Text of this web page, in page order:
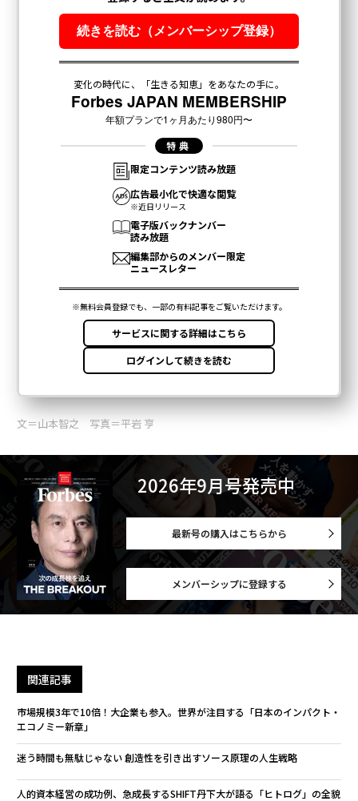
文＝山本智之 写真＝平岩 亨
2026年9月号発売中
最新号の購入はこちらから
メンバーシップに登録する
関連記事
市場規模3年で10倍！大企業も参入。世界が注目する「日本のインパクト・
エコノミー新章」
迷う時間も無駄じゃない 創造性を引き出すソース原理の人生戦略
人的資本経営の成功例、急成長するSHIFT丹下大が語る「ヒトログ」の全貌